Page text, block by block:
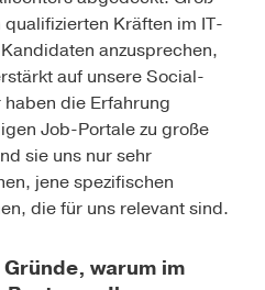
Kräften im IT-
anzusprechen,
auf unsere Social-
die Erfahrung
Job-Portale zu große
sie uns nur sehr
jene spezifischen
die für uns relevant sind.
warum im